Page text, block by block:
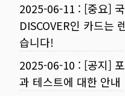
2025-06-11 : [중요]
DISCOVER인 카드는
습니다!
2025-06-10 : [공지]
과 테스트에 대한 안내